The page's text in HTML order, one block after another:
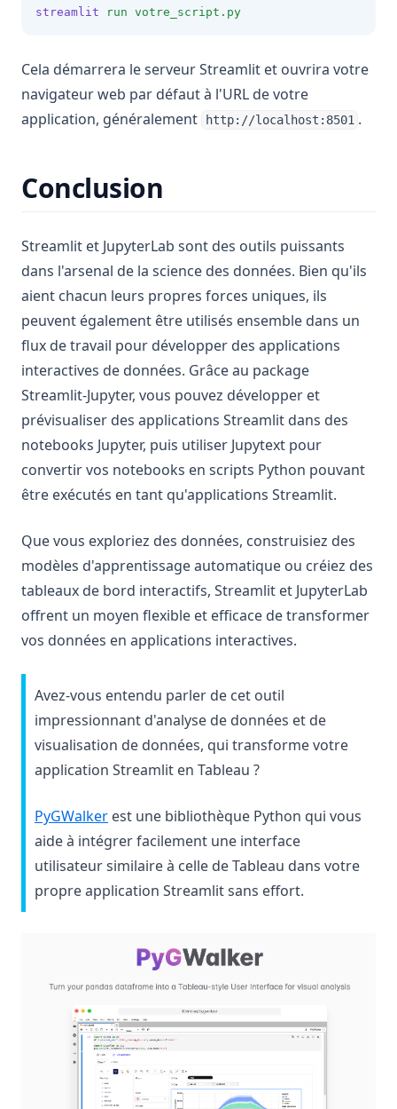
streamlit run votre_script.py
Cela démarrera le serveur Streamlit et ouvrira votre
navigateur web par défaut à l'URL de votre
application, généralement
http://localhost:8501 .
Conclusion
Streamlit et JupyterLab sont des outils puissants
dans l'arsenal de la science des données. Bien qu'ils
aient chacun leurs propres forces uniques, ils
peuvent également être utilisés ensemble dans un
flux de travail pour développer des applications
interactives de données. Grâce au package
Streamlit-Jupyter, vous pouvez développer et
prévisualiser des applications Streamlit dans des
notebooks Jupyter, puis utiliser Jupytext pour
convertir vos notebooks en scripts Python pouvant
être exécutés en tant qu'applications Streamlit.
Que vous exploriez des données, construisiez des
modèles d'apprentissage automatique ou créiez des
tableaux de bord interactifs, Streamlit et JupyterLab
offrent un moyen flexible et efficace de transformer
vos données en applications interactives.
Avez-vous entendu parler de cet outil
impressionnant d'analyse de données et de
visualisation de données, qui transforme votre
application Streamlit en Tableau ?
PyGWalker(opens in a new tab)
est une bibliothèque Python qui vous
aide à intégrer facilement une interface
utilisateur similaire à celle de Tableau dans votre
propre application Streamlit sans effort.